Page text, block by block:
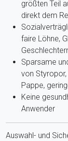
größten Teil
direkt dem
faire Löhne,
Sparsame
von
Pappe,
Keine
Anwender
Auswahl- und